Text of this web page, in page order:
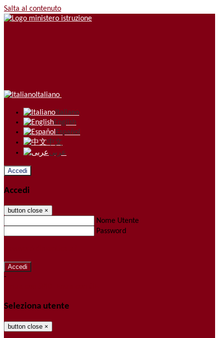
Salta al contenuto
Italiano
Italiano
English
Español
中文
عربى
Accedi
Accedi
button close ×
Nome Utente
Password
-
Seleziona utente
button close ×